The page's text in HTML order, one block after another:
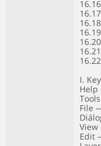
I.
File
Edit